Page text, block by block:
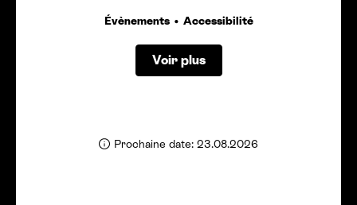
Évènements Accessibilité
Voir plus
Prochaine date: 23.08.2026